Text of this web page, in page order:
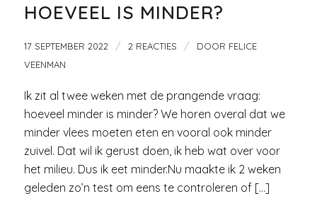
HOEVEEL IS MINDER?
17 SEPTEMBER 2022 / 2 REACTIES / DOOR FELICE
VEENMAN
Ik zit al twee weken met de prangende vraag:
hoeveel minder is minder? We horen overal dat we
minder vlees moeten eten en vooral ook minder
zuivel. Dat wil ik gerust doen, ik heb wat over voor
het milieu. Dus ik eet minder.Nu maakte ik 2 weken
geleden zo’n test om eens te controleren of […]